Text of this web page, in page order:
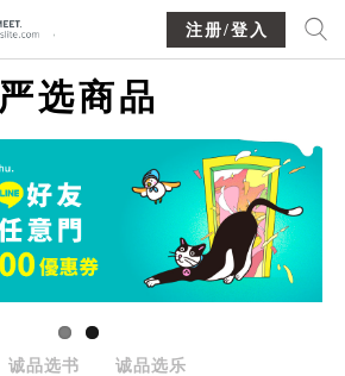
注册/登入
严选商品
诚品选书 诚品选乐